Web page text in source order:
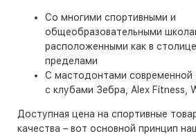
Со многими спортивными и
общеобразовательными
расположенными как в
пределами
С мастодонтами современной
с клубами Зебра, Alex Fitness,
Доступная цена на спортивные
качества – вот основной принцип